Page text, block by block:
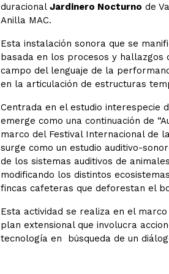
duracional Jardinero Nocturno de
Anilla MAC.
Esta instalación sonora que se
basada en los procesos y hallazgos
campo del lenguaje de la
en la articulación de estructuras
Centrada en el estudio interespecie
emerge como una continuación de
marco del Festival Internacional de
surge como un estudio auditivo-
de los sistemas auditivos de
modificando los distintos
fincas cafeteras que deforestan el
Esta actividad se realiza en el
plan extensional que involucra
tecnología en búsqueda de un